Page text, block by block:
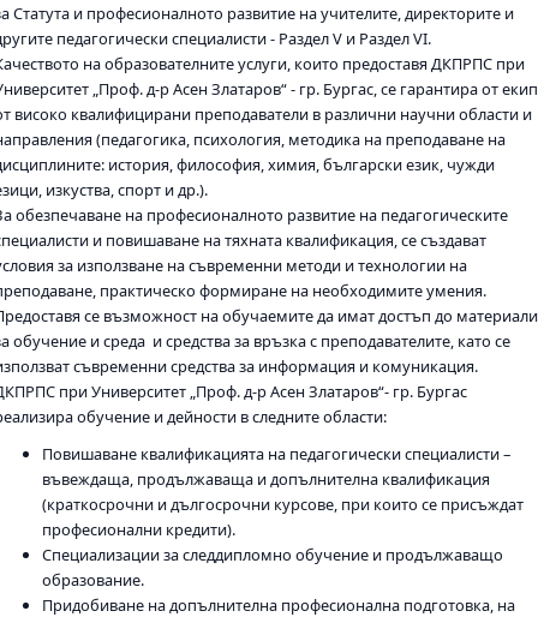
Статута и професионалното развитие на учителите, директорите и
педагогически специалисти - Раздел V и Раздел VI.
на образователните услуги, които предоставя ДКПРПС при
„Проф. д-р Асен Златаров“ - гр. Бургас, се гарантира от екип
високо квалифицирани преподаватели в различни научни области и
(педагогика, психология, методика на преподаване на
история, философия, химия, български език, чужди
изкуства, спорт и др.).
обезпечаване на професионалното развитие на педагогическите
и повишаване на тяхната квалификация, се създават
за използване на съвременни методи и технологии на
практическо формиране на необходимите умения.
се възможност на обучаемите да имат достъп до материали
обучение и среда и средства за връзка с преподавателите, като се
съвременни средства за информация и комуникация.
при Университет „Проф. д-р Асен Златаров“- гр. Бургас
обучение и дейности в следните области:
Повишаване квалификацията на педагогически специалисти –
въвеждаща, продължаваща и допълнителна квалификация
(краткосрочни и дългосрочни курсове, при които се присъждат
професионални кредити).
Специализации за следдипломно обучение и продължаващо
образование.
Придобиване на допълнителна професионална подготовка, на